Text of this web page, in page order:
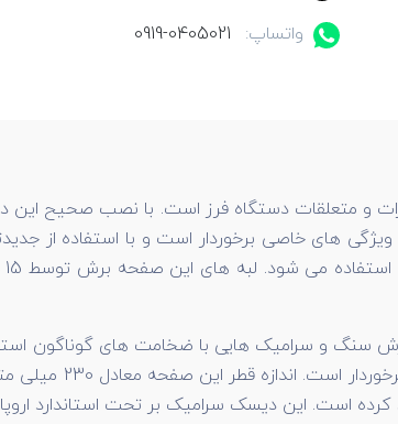
واتساپ:
0919-0405021
و متعلقات دستگاه فرز است. با نصب صحیح این
های خاصی برخوردار است و با استفاده از